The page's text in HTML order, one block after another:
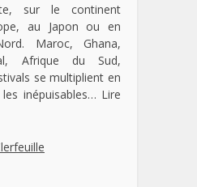
sur le continent
au Japon ou en
Maroc, Ghana,
Afrique du Sud,
se multiplient en
inépuisables… Lire